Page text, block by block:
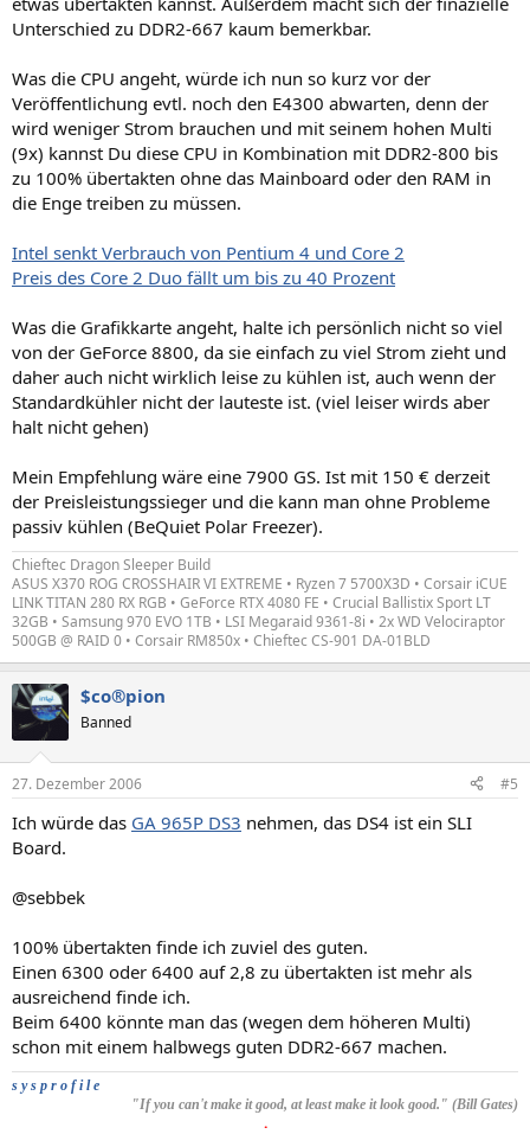
Unterschied zu DDR2-667 kaum bemerkbar.
Was die CPU angeht, würde ich nun so kurz vor der
Veröffentlichung evtl. noch den E4300 abwarten, denn der
wird weniger Strom brauchen und mit seinem hohen Multi
(9x) kannst Du diese CPU in Kombination mit DDR2-800 bis
zu 100% übertakten ohne das Mainboard oder den RAM in
die Enge treiben zu müssen.
Intel senkt Verbrauch von Pentium 4 und Core 2
Preis des Core 2 Duo fällt um bis zu 40 Prozent
Was die Grafikkarte angeht, halte ich persönlich nicht so viel
von der GeForce 8800, da sie einfach zu viel Strom zieht und
daher auch nicht wirklich leise zu kühlen ist, auch wenn der
Standardkühler nicht der lauteste ist. (viel leiser wirds aber
halt nicht gehen)
Mein Empfehlung wäre eine 7900 GS. Ist mit 150 € derzeit
der Preisleistungssieger und die kann man ohne Probleme
passiv kühlen (BeQuiet Polar Freezer).
Chieftec Dragon Sleeper Build
ASUS X370 ROG CROSSHAIR VI EXTREME • Ryzen 7 5700X3D • Corsair iCUE
LINK TITAN 280 RX RGB • GeForce RTX 4080 FE • Crucial Ballistix Sport LT
32GB • Samsung 970 EVO 1TB • LSI Megaraid 9361-8i • 2x WD Velociraptor
500GB @ RAID 0 • Corsair RM850x • Chieftec CS-901 DA-01BLD
$co®pion
Banned
27. Dezember 2006 #5
Ich würde das GA 965P DS3 nehmen, das DS4 ist ein SLI
Board.
@sebbek
100% übertakten finde ich zuviel des guten.
Einen 6300 oder 6400 auf 2,8 zu übertakten ist mehr als
ausreichend finde ich.
Beim 6400 könnte man das (wegen dem höheren Multi)
schon mit einem halbwegs guten DDR2-667 machen.
s y s p r o f i l e
"If you can't make it good, at least make it look good." (Bill Gates)
.